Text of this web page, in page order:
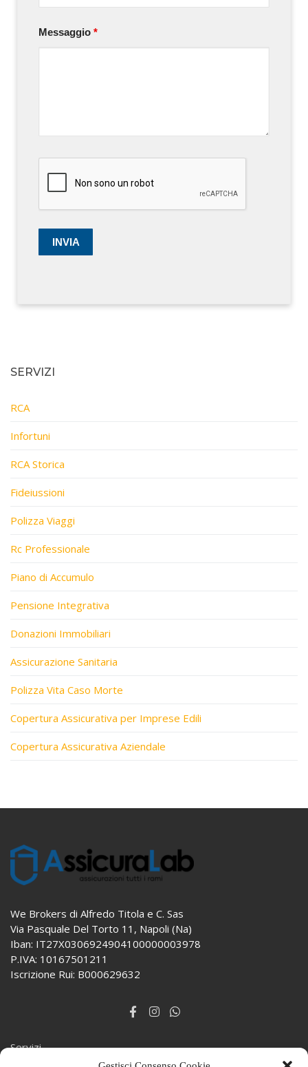
Messaggio *
SERVIZI
RCA
Infortuni
RCA Storica
Fideiussioni
Polizza Viaggi
Rc Professionale
Piano di Accumulo
Pensione Integrativa
Donazioni Immobiliari
Assicurazione Sanitaria
Polizza Vita Caso Morte
Copertura Assicurativa per Imprese Edili
Copertura Assicurativa Aziendale
We Brokers di Alfredo Titola e C. Sas
Via Pasquale Del Torto 11, Napoli (Na)
Iban: IT27X0306924904100000003978
P.IVA: 10167501211
Iscrizione Rui: B000629632
Servizi